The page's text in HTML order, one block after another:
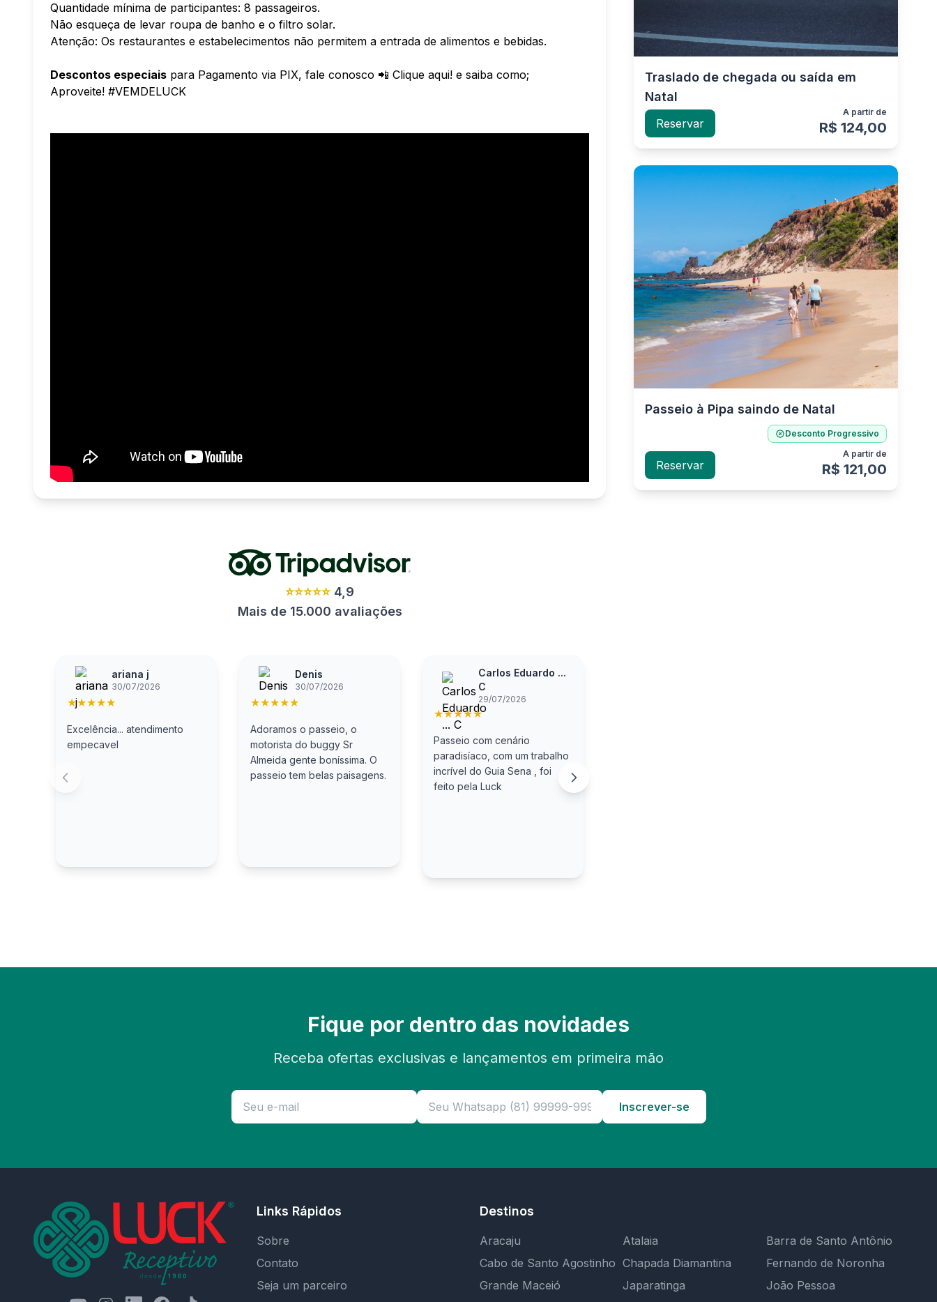
Quantidade mínima de participantes: 8 passageiros.
Não esqueça de levar roupa de banho e o filtro solar.
Atenção: Os restaurantes e estabelecimentos não permitem a entrada de alimentos e bebidas.
Descontos especiais para Pagamento via PIX, fale conosco 📲 Clique aqui! e saiba como;
Aproveite! #VEMDELUCK
⭐⭐⭐⭐⭐ 4,9
Mais de 15.000 avaliações
ariana j
30/07/2026
★★★★★
Excelência... atendimento
empecavel
Denis
30/07/2026
★★★★★
Adoramos o passeio, o
motorista do buggy Sr
Almeida gente boníssima. O
passeio tem belas paisagens.
Carlos Eduardo ...
C
29/07/2026
★★★★★
Passeio com cenário
paradisíaco, com um trabalho
incrível do Guia Sena , foi
feito pela Luck
Traslado de chegada ou saída em
Natal
Reservar
A partir de
R$ 124,00
Passeio à Pipa saindo de Natal
Desconto Progressivo
Reservar
A partir de
R$ 121,00
Fique por dentro das novidades
Receba ofertas exclusivas e lançamentos em primeira mão
Inscrever-se
Links Rápidos
Sobre
Contato
Seja um parceiro
Destinos
Aracaju Atalaia
Barra de Santo Antônio
Cabo de Santo Agostinho Chapada Diamantina
Fernando de Noronha
Grande Maceió
Japaratinga
João Pessoa